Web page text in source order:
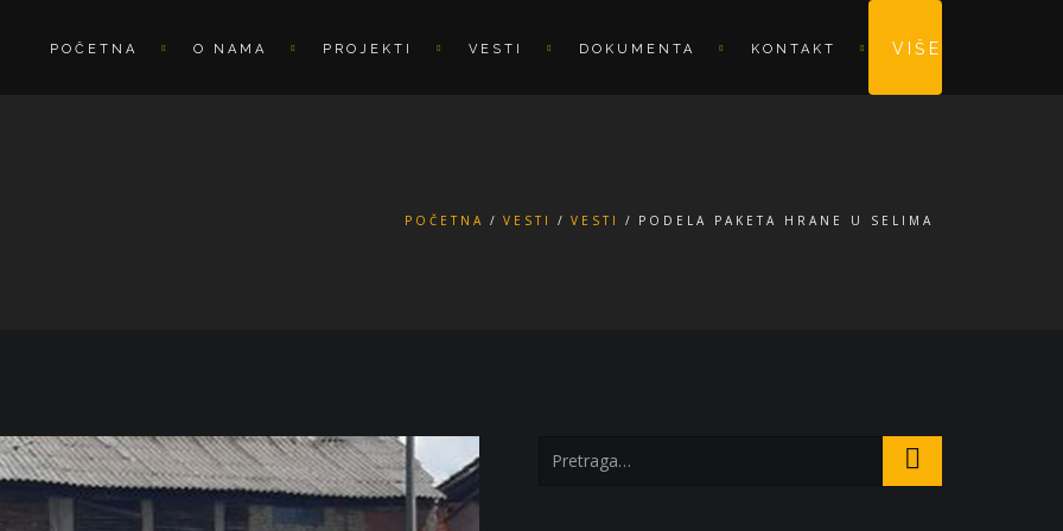
POČETNA O NAMA PROJEKTI VESTI DOKUMENTA KONTAKT VIŠE
POČETNA VESTI VESTI PODELA PAKETA HRANE U SELIMA